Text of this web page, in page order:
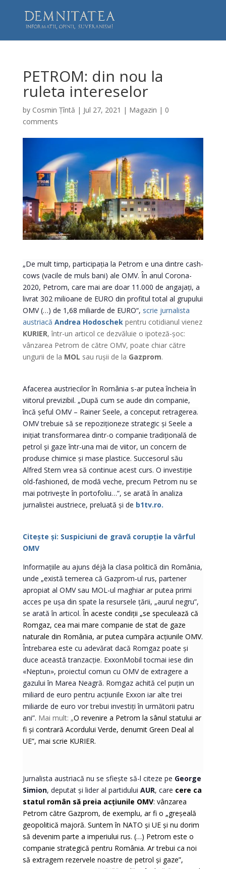
PETROM: din nou la
ruleta intereselor
by Cosmin Țîntă | Jul 27, 2021 | Magazin | 0
comments
„De mult timp, participația la Petrom e una dintre cash-
cows (vacile de muls bani) ale OMV. În anul Corona-
2020, Petrom, care mai are doar 11.000 de angajați, a
livrat 302 milioane de EURO din profitul total al grupului
OMV (…) de 1,68 miliarde de EURO“, scrie jurnalista
austriacă Andrea Hodoschekpentru cotidianul vienez
KURIER, într-un articol ce dezvăluie o ipoteză-șoc:
vânzarea Petrom de către OMV, poate chiar către
ungurii de la MOL sau rușii de la Gazprom.
Afacerea austriecilor în România s-ar putea încheia în
viitorul previzibil. „După cum se aude din companie,
încă șeful OMV – Rainer Seele, a conceput retragerea.
OMV trebuie să se repoziționeze strategic și Seele a
inițiat transformarea dintr-o companie tradițională de
petrol și gaze într-una mai de viitor, un concern de
produse chimice și mase plastice. Succesorul său
Alfred Stern vrea să continue acest curs. O investiție
old-fashioned, de modă veche, precum Petrom nu se
mai potrivește în portofoliu…“, se arată în analiza
jurnalistei austriece, preluată și de b1tv.ro.
Citește și: Suspiciuni de gravă corupție la vârful
OMV
Informațiile au ajuns déjà la clasa politică din România,
unde „există temerea că Gazprom-ul rus, partener
apropiat al OMV sau MOL-ul maghiar ar putea primi
acces pe ușa din spate la resursele țării, „aurul negru”,
se arată în articol. În aceste condiții „se speculează că
Romgaz, cea mai mare companie de stat de gaze
naturale din România, ar putea cumpăra acțiunile OMV.
Întrebarea este cu adevărat dacă Romgaz poate și
duce această tranzacție. ExxonMobil tocmai iese din
«Neptun», proiectul comun cu OMV de extragere a
gazului în Marea Neagră. Romgaz achită cel puțin un
miliard de euro pentru acțiunile Exxon iar alte trei
miliarde de euro vor trebui investiți în următorii patru
ani”. Mai mult: „O revenire a Petrom la sânul statului ar
fi și contrară Acordului Verde, denumit Green Deal al
UE”, mai scrie KURIER.
Jurnalista austriacă nu se sfiește să-l citeze pe George
Simion, deputat și lider al partidului AUR, care cere ca
statul român să preia acțiunile OMV: vânzarea
Petrom către Gazprom, de exemplu, ar fi o „greșeală
geopolitică majoră. Suntem în NATO și UE și nu dorim
să devenim parte a imperiului rus. (…) Petrom este o
companie strategică pentru România. Ar trebui ca noi
să extragem rezervele noastre de petrol și gaze”,